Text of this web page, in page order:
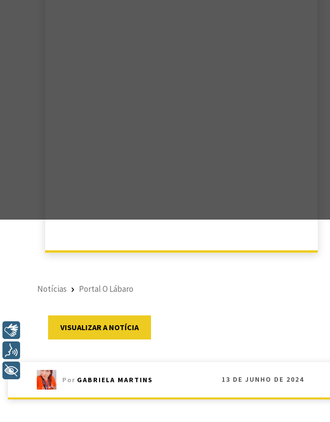
Notícias Portal O Lábaro
VISUALIZAR A NOTÍCIA
Por GABRIELA MARTINS 13 DE JUNHO DE 2024
+ Acessibilidade